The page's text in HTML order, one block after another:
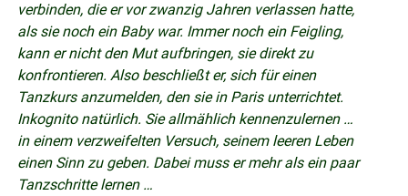
verbinden, die er vor zwanzig Jahren verlassen hatte,
als sie noch ein Baby war. Immer noch ein Feigling,
kann er nicht den Mut aufbringen, sie direkt zu
konfrontieren. Also beschließt er, sich für einen
Tanzkurs anzumelden, den sie in Paris unterrichtet.
Inkognito natürlich. Sie allmählich kennenzulernen …
in einem verzweifelten Versuch, seinem leeren Leben
einen Sinn zu geben. Dabei muss er mehr als ein paar
Tanzschritte lernen …